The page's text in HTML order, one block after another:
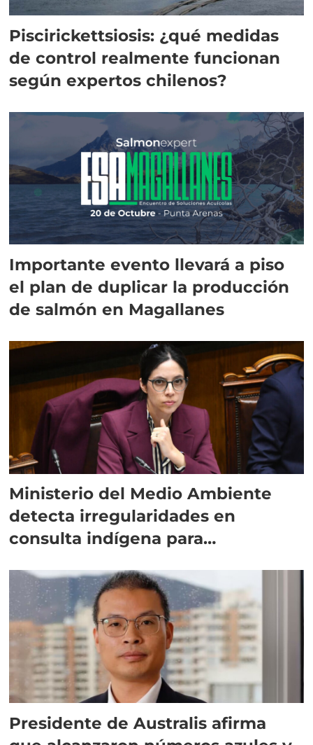
Piscirickettsiosis: ¿qué medidas
de control realmente funcionan
según expertos chilenos?
Importante evento llevará a piso
el plan de duplicar la producción
de salmón en Magallanes
Ministerio del Medio Ambiente
detecta irregularidades en
consulta indígena para
Presidente de Australis afirma